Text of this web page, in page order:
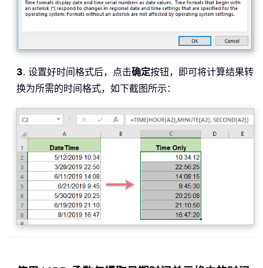
3. 设置好时间格式后，点击确定按钮，即可将计算结果转
换为所需的时间格式，如下截图所示：